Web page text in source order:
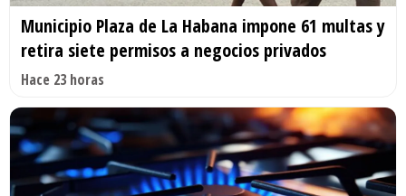
Municipio Plaza de La Habana impone 61 multas y
retira siete permisos a negocios privados
Hace 23 horas